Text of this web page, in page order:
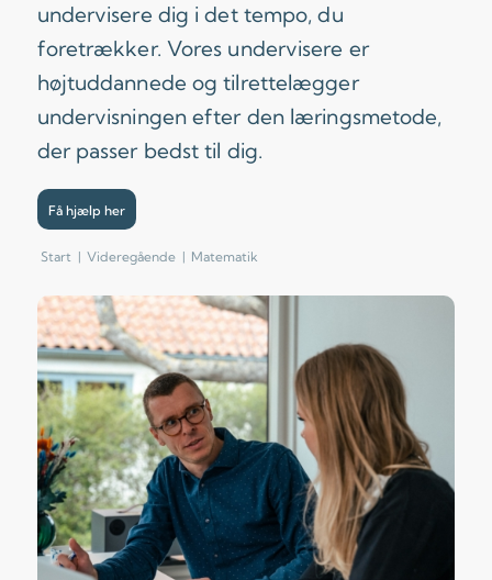
undervisere dig i det tempo, du
foretrækker. Vores undervisere er
højtuddannede og tilrettelægger
undervisningen efter den læringsmetode,
der passer bedst til dig.
Få hjælp her
Start | Videregående | Matematik